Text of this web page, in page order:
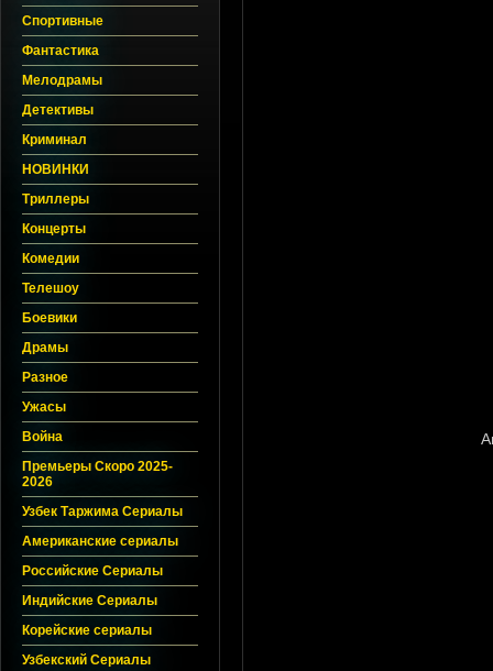
Спортивные
Фантастика
Мелодрамы
Детективы
Криминал
НОВИНКИ
Триллеры
Концерты
Комедии
Телешоу
Боевики
Драмы
Разное
Ужасы
Война
Премьеры Скоро 2025-
2026
Узбек Таржима Сериалы
Американские сериалы
Российские Сериалы
Индийские Сериалы
Корейские сериалы
Узбекский Сериалы